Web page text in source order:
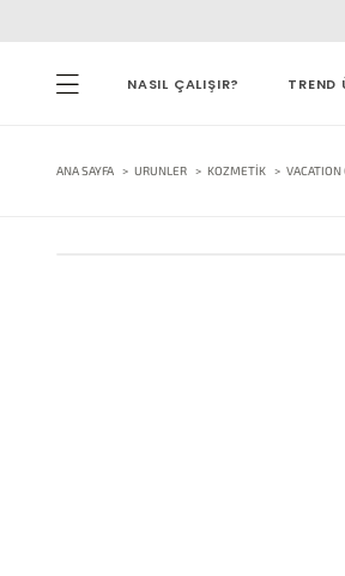
NASIL ÇALIŞIR? TREND
ANA SAYFA URUNLER KOZMETIK VACATION